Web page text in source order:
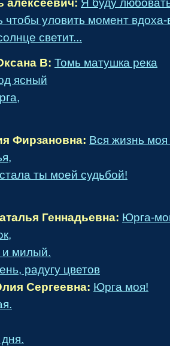
чтобы уловить момент
светит...
В: Томь матушка река
ясный
Фирзановна: Вся жизнь моя
ты моей судьбой!
Геннадьевна: Юрга-
и милый.
радугу цветов
Сергеевна: Юрга моя!